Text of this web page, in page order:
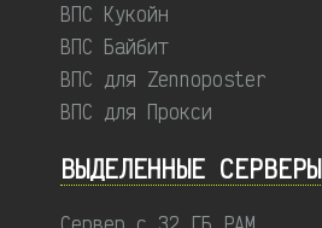
ВПС Кукойн
ВПС Байбит
ВПС для Zennoposter
ВПС для Прокси
ВЫДЕЛЕННЫЕ CЕРВЕРЫ